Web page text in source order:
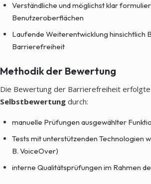
Verständliche und möglichst klar
Benutzeroberflächen
Laufende Weiterentwicklung hinsichtlich
Barrierefreiheit
Methodik der Bewertung
Die Bewertung der Barrierefreiheit erfolgte
Selbstbewertung durch:
manuelle Prüfungen ausgewählter
Tests mit unterstützenden Technologien
B. VoiceOver)
interne Qualitätsprüfungen im Rahmen